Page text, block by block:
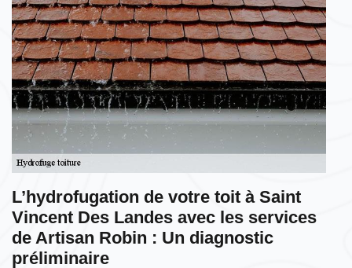
L’hydrofugation de votre toit à Saint
Vincent Des Landes avec les services
de Artisan Robin : Un diagnostic
préliminaire